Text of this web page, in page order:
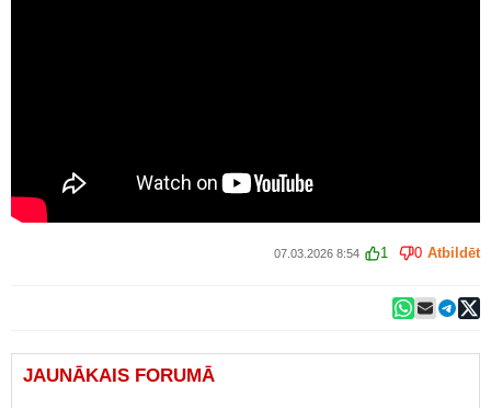
07.03.2026 8:54 1 0 Atbildēt
JAUNĀKAIS FORUMĀ